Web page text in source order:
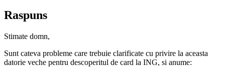
Raspuns
Stimate domn,
Sunt cateva probleme care trebuie clarificate cu privire la aceasta
datorie veche pentru descoperitul de card la ING, si anume: